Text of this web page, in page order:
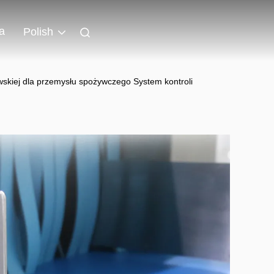
Polish
dla przemysłu spożywczego System kontroli